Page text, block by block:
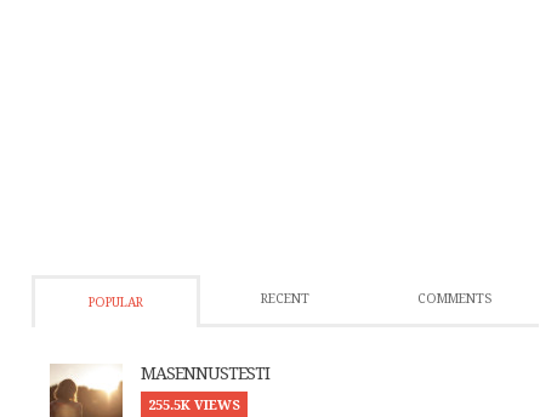
POPULAR RECENT COMMENTS
MASENNUSTESTI
255.5K VIEWS